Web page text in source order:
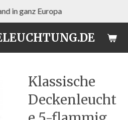
in ganz Europa
Klassische
Deckenleucht